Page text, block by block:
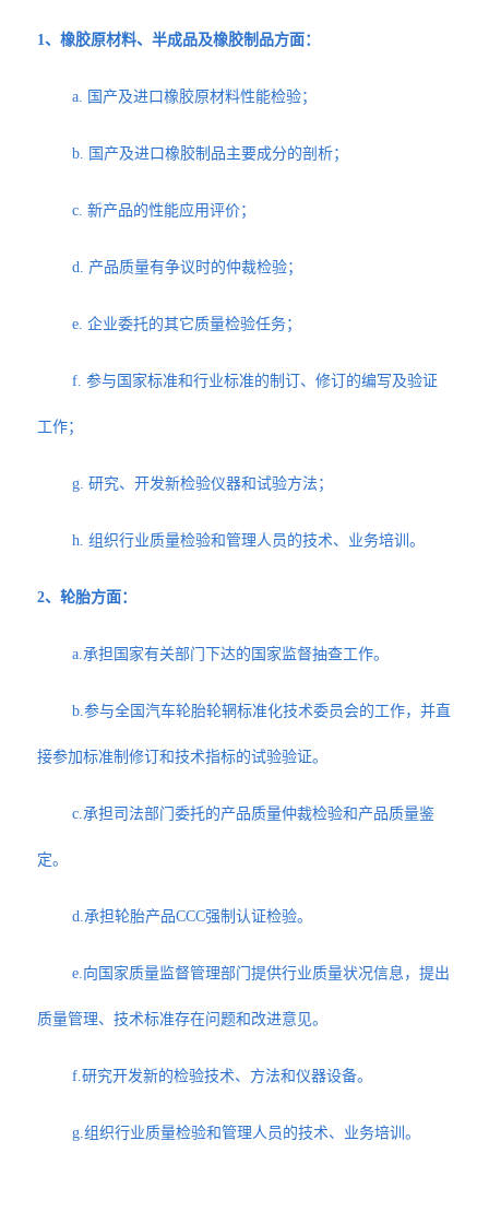
1、橡胶原材料、半成品及橡胶制品方面：
a. 国产及进口橡胶原材料性能检验；
b. 国产及进口橡胶制品主要成分的剖析；
c. 新产品的性能应用评价；
d. 产品质量有争议时的仲裁检验；
e. 企业委托的其它质量检验任务；
f. 参与国家标准和行业标准的制订、修订的编写及验证
工作；
g. 研究、开发新检验仪器和试验方法；
h. 组织行业质量检验和管理人员的技术、业务培训。
2、轮胎方面：
a.承担国家有关部门下达的国家监督抽查工作。
b.参与全国汽车轮胎轮辋标准化技术委员会的工作，并直
接参加标准制修订和技术指标的试验验证。
c.承担司法部门委托的产品质量仲裁检验和产品质量鉴
定。
d.承担轮胎产品CCC强制认证检验。
e.向国家质量监督管理部门提供行业质量状况信息，提出
质量管理、技术标准存在问题和改进意见。
f.研究开发新的检验技术、方法和仪器设备。
g.组织行业质量检验和管理人员的技术、业务培训。